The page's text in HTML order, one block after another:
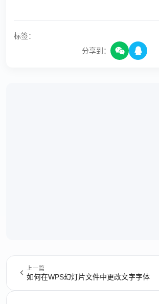
标签：
分享到：
上一篇
如何在WPS幻灯片文件中更改文字字体